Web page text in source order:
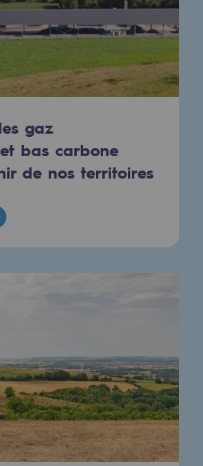
réseau de gaz
réseau de gaz
gaz
historiques
et opportunités
méthanisation ?
de référence sur le
gaz
bas carbone
de nos territoires